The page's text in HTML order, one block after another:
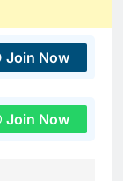
Join Now
Join Now